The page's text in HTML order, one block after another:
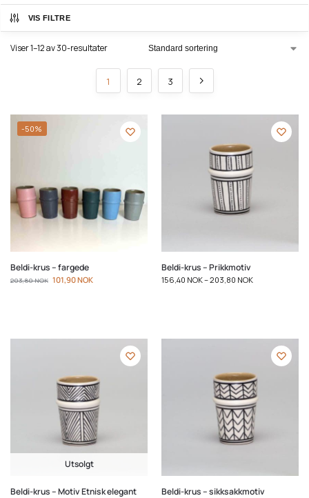
VIS FILTRE
Viser 1–12 av 30-resultater
1 2 3
-50%
Beldi-krus – fargede
203,80NOK 101,90NOK
Beldi-krus – Prikkmotiv
156,40 NOK–203,80 NOK
Utsolgt
Beldi-krus – Motiv Etnisk elegant Beldi-krus – sikksakkmotiv